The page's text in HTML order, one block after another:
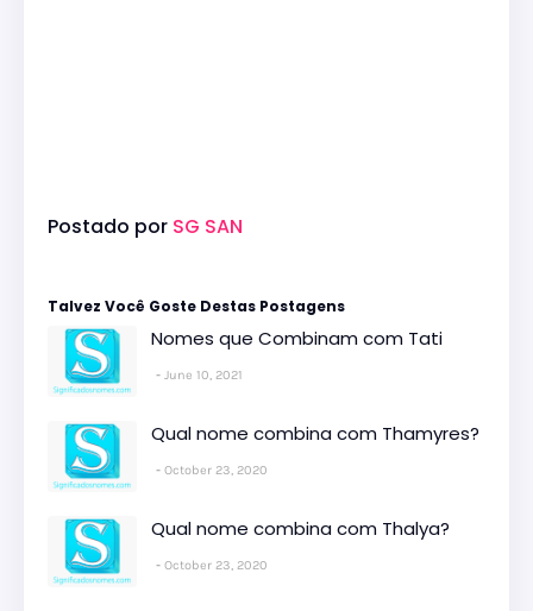
Postado por SG SAN
Talvez Você Goste Destas Postagens
Nomes que Combinam com Tati
June 10, 2021
Qual nome combina com Thamyres?
October 23, 2020
Qual nome combina com Thalya?
October 23, 2020